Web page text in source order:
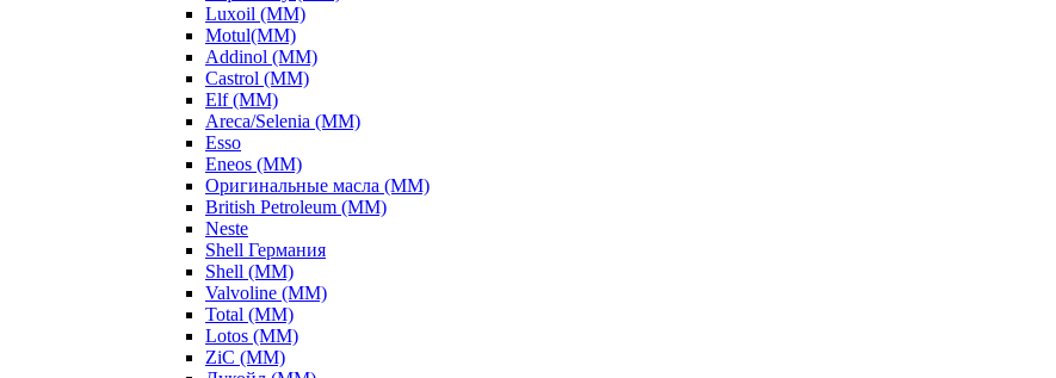
Luxoil (ММ)
Motul(ММ)
Addinol (ММ)
Castrol (ММ)
Elf (ММ)
Areca/Selenia (ММ)
Esso
Eneos (ММ)
Оригинальные масла (ММ)
British Petroleum (ММ)
Neste
Shell Германия
Shell (ММ)
Valvoline (ММ)
Total (ММ)
Lotos (ММ)
ZiC (ММ)